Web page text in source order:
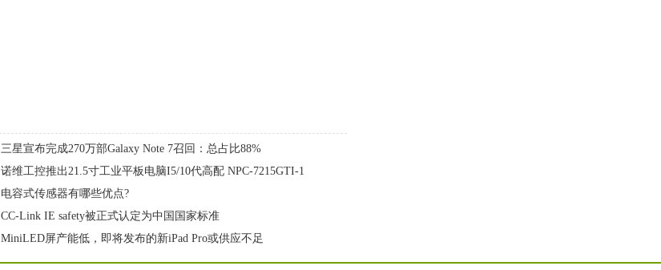
三星宣布完成270万部Galaxy Note 7召回：总占比88%
诺维工控推出21.5寸工业平板电脑I5/10代高配 NPC-7215GTI-1
电容式传感器有哪些优点?
CC-Link IE safety被正式认定为中国国家标准
MiniLED屏产能低，即将发布的新iPad Pro或供应不足